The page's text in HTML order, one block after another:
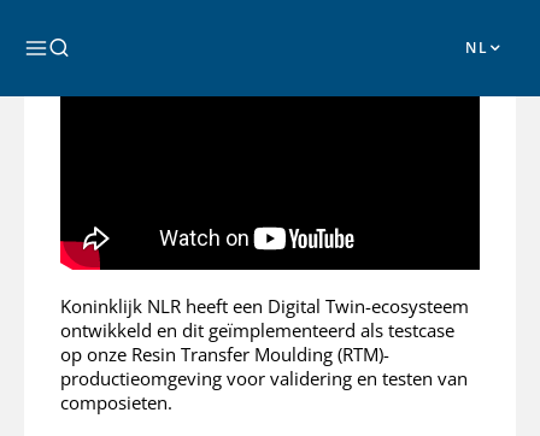
naar Zoeken
Koninklijk NLR heeft een Digital Twin-ecosysteem
ontwikkeld en dit geïmplementeerd als testcase
op onze Resin Transfer Moulding (RTM)-
productieomgeving voor validering en testen van
composieten.